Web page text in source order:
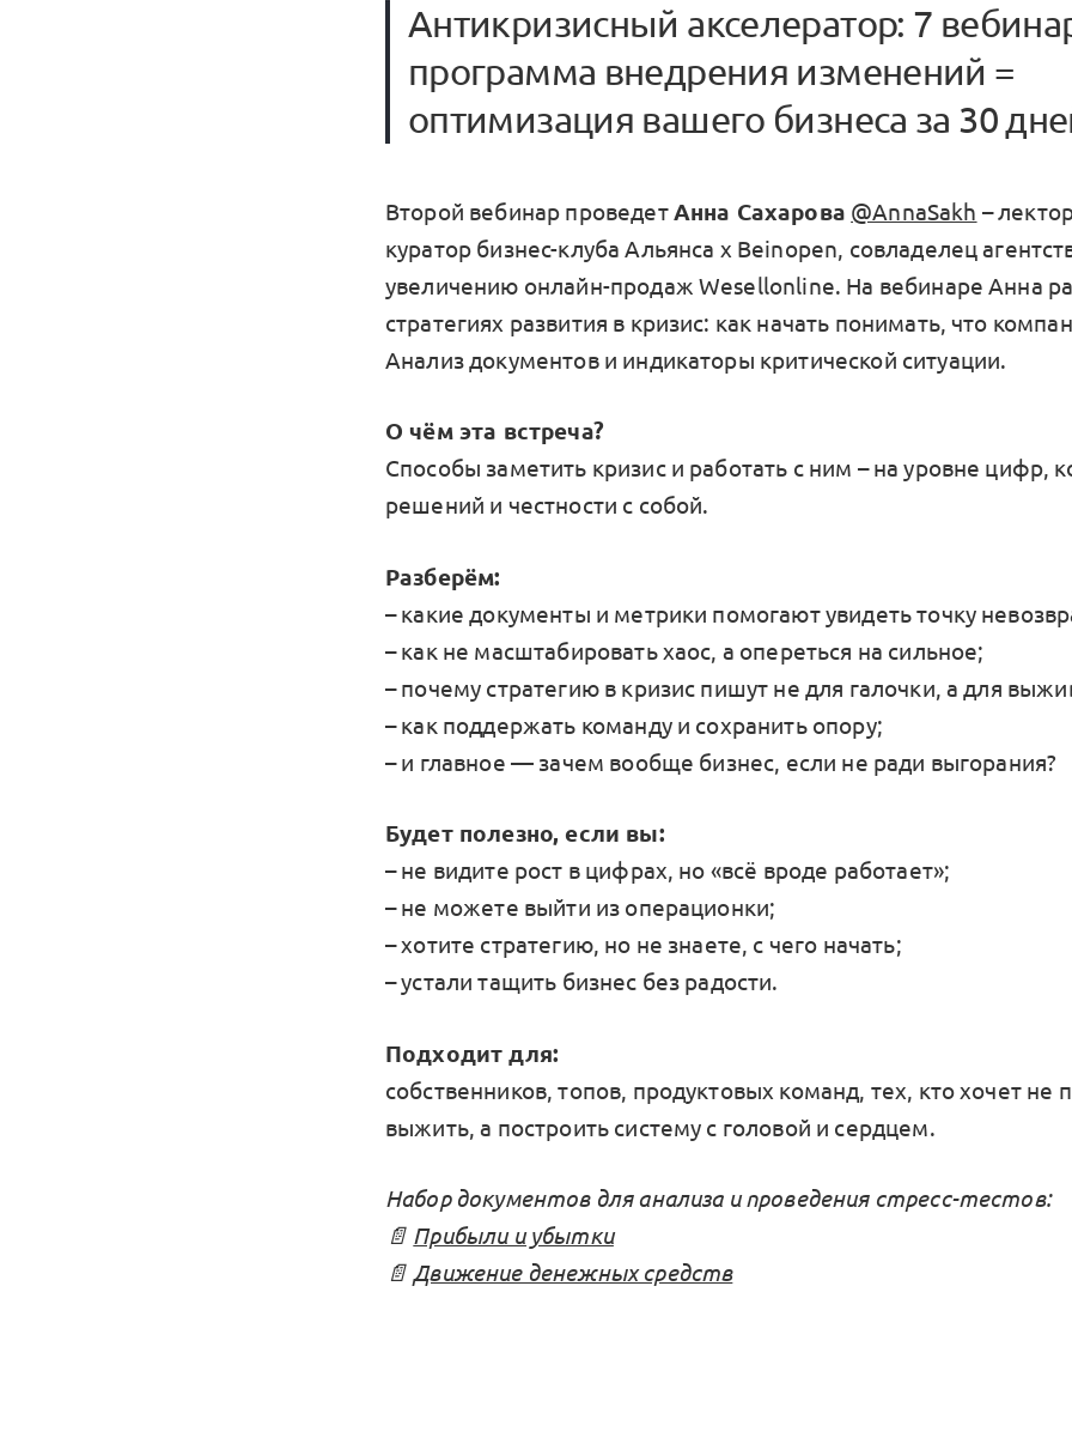
Антикризисный акселератор: 7
программа внедрения изменений =
оптимизация вашего бизнеса за 30
Второй вебинар проведетАнна Сахарова @AnnaSakh –
куратор бизнес-клуба Альянса x Beinopen, совладелец
увеличению онлайн-продаж Wesellonline. На вебинаре Анна
стратегиях развития в кризис: как начать понимать, что
Анализ документов и индикаторы критической ситуации.
О чём эта встреча?
Способы заметить кризис и работать с ним – на уровне цифр,
решений и честности с собой.
Разберём:
– какие документы и метрики помогают увидеть точку
– как не масштабировать хаос, а опереться на сильное;
– почему стратегию в кризис пишут не для галочки, а для
– как поддержать команду и сохранить опору;
– и главное — зачем вообще бизнес, если не ради выгорания?
Будет полезно, если вы:
– не видите рост в цифрах, но «всё вроде работает»;
– не можете выйти из операционки;
– хотите стратегию, но не знаете, с чего начать;
– устали тащить бизнес без радости.
Подходит для:
собственников, топов, продуктовых команд, тех, кто хочет не
выжить, а построить систему с головой и сердцем.
Набор документов для анализа и проведения стресс-тестов:
📄 Прибыли и убытки
📄Движение денежных средств